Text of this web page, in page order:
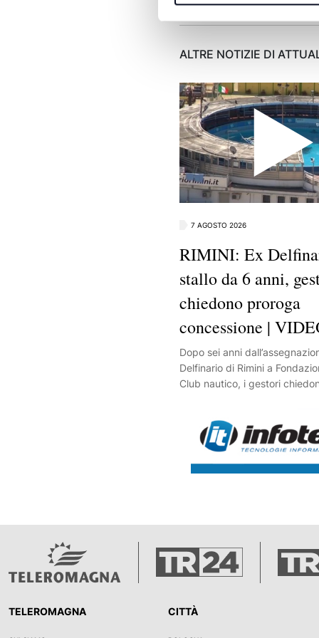
ALTRE NOTIZIE DI
7 AGOSTO 2026
RIMINI: Ex
stallo da 6 anni,
chiedono proroga
concessione |
Dopo sei anni
Delfinario di Rimini a
Club nautico, i gestori
burocrazia.
TELEROMAGNA CITTÀ